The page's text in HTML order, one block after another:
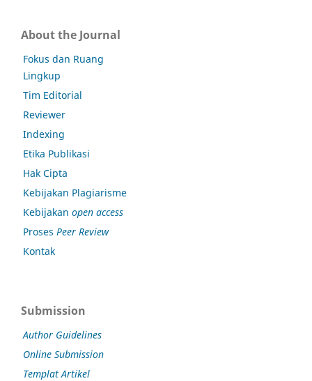
About the Journal
Fokus dan Ruang
Lingkup
Tim Editorial
Reviewer
Indexing
Etika Publikasi
Hak Cipta
Kebijakan Plagiarisme
Kebijakan open access
Proses Peer Review
Kontak
Submission
Author Guidelines
Online Submission
Templat Artikel